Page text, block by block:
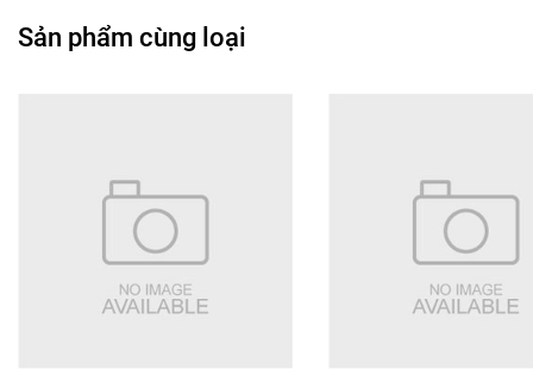
Sản phẩm cùng loại